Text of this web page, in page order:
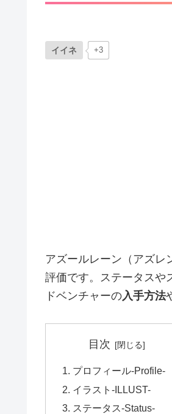
イイネ +3
アズールレーン（アズレ
評価です。ステータスや
ドベンチャーの入手方法
目次
プロフィール-Profile-
イラスト-ILLUST-
ステータス-Status-